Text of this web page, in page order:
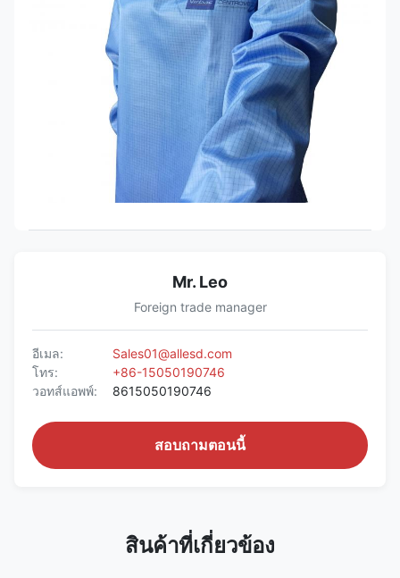
Mr. Leo
Foreign trade manager
อีเมล:
Sales01@allesd.com
โทร:
+86-15050190746
วอทส์แอพพ์:
8615050190746
สอบถามตอนนี้
สินค้าที่เกี่ยวข้อง